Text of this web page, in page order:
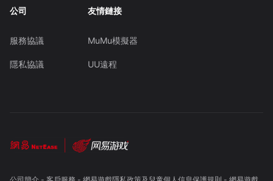
公司
服務協議
隱私協議
友情鏈接
MuMu模擬器
UU遠程